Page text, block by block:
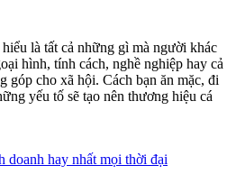
là tất cả những gì mà người khác
hình, tính cách, nghề nghiệp hay cả
góp cho xã hội. Cách bạn ăn mặc, đi
yếu tố sẽ tạo nên thương hiệu cá